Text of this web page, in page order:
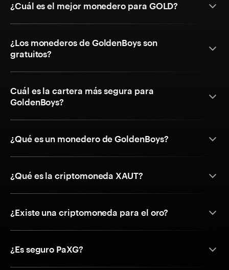
¿Cuál es el mejor monedero para GOLD?
¿Los monederos de GoldenBoys son
gratuitos?
Cuál es la cartera más segura para
GoldenBoys?
¿Qué es un monedero de GoldenBoys?
¿Qué es la criptomoneda XAUT?
¿Existe una criptomoneda para el oro?
¿Es seguro PaXG?